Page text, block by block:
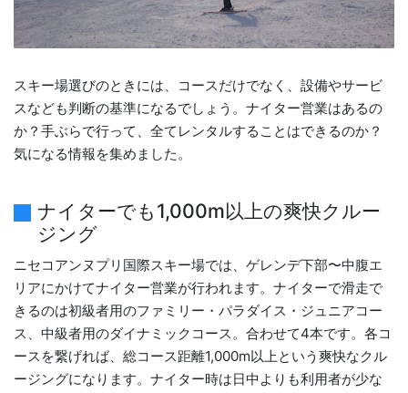
スキー場選びのときには、コースだけでなく、設備やサービ
スなども判断の基準になるでしょう。ナイター営業はあるの
か？手ぶらで行って、全てレンタルすることはできるのか？
気になる情報を集めました。
ナイターでも1,000m以上の爽快クルー
ジング
ニセコアンヌプリ国際スキー場では、ゲレンデ下部〜中腹エ
リアにかけてナイター営業が行われます。ナイターで滑走で
きるのは初級者用のファミリー・パラダイス・ジュニアコー
ス、中級者用のダイナミックコース。合わせて4本です。各コ
ースを繋げれば、総コース距離1,000m以上という爽快なクル
ージングになります。ナイター時は日中よりも利用者が少な